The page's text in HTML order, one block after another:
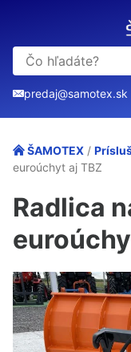
predaj@samotex.sk
ŠAMOTEX /
euroúchyt aj TBZ
Radlica